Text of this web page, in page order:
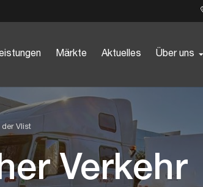
Märkte Aktuelles Über uns
der Vlist
Verkehr